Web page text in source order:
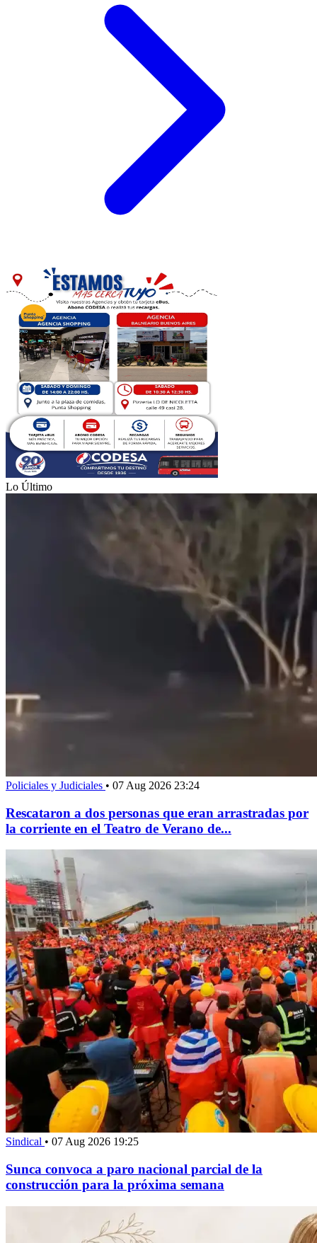
Lo Último
Policiales y Judiciales • 07 Aug 2026 23:24
Rescataron a dos personas que eran arrastradas por
la corriente en el Teatro de Verano de...
Sindical • 07 Aug 2026 19:25
Sunca convoca a paro nacional parcial de la
construcción para la próxima semana